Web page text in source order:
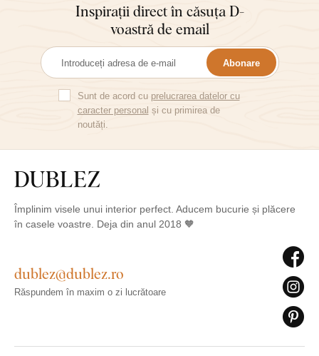
Inspirații direct în căsuța D-
voastră de email
Abonare
Sunt de acord cu prelucrarea datelor cu
caracter personal și cu primirea de
noutăți.
Împlinim visele unui interior perfect. Aducem bucurie și plăcere
în casele voastre. Deja din anul 2018 🧡
dublez@dublez.ro
Răspundem în maxim o zi lucrătoare